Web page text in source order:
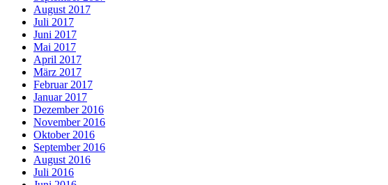
August 2017
Juli 2017
Juni 2017
Mai 2017
April 2017
März 2017
Februar 2017
Januar 2017
Dezember 2016
November 2016
Oktober 2016
September 2016
August 2016
Juli 2016